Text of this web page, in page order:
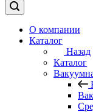
О компании
Каталог
Назад
Каталог